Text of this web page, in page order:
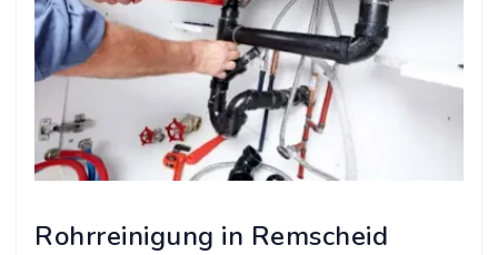
Rohrreinigung in Remscheid